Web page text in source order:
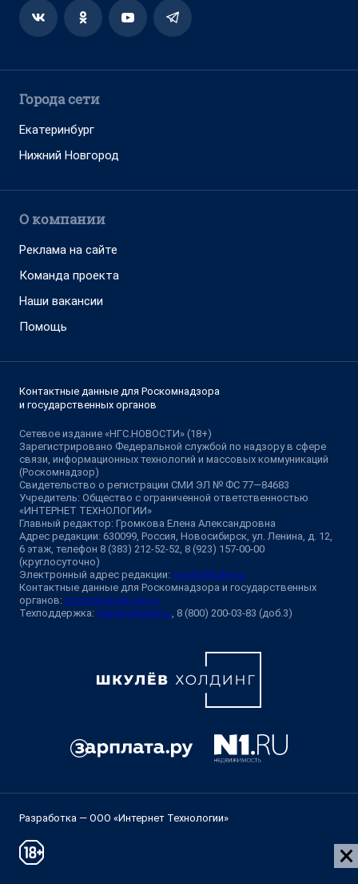
Города сети
Екатеринбург
Нижний Новгород
О компании
Реклама на сайте
Команда проекта
Наши вакансии
Помощь
Контактные данные для Роскомнадзора
и государственных органов
Сетевое издание «НГС.НОВОСТИ» (18+)
Зарегистрировано Федеральной службой по надзору в сфере
связи, информационных технологий и массовых коммуникаций
(Роскомнадзор)
Свидетельство о регистрации СМИ ЭЛ № ФС 77—84683
Учредитель: Общество с ограниченной ответственностью
«ИНТЕРНЕТ ТЕХНОЛОГИИ»
Главный редактор: Громкова Елена Александровна
Адрес редакции: 630099, Россия, Новосибирск, ул. Ленина, д. 12,
6 этаж, телефон 8 (383) 212-52-52, 8 (923) 157-00-00
(круглосуточно)
Электронный адрес редакции: ngs@shkulev.ru
Контактные данные для Роскомнадзора и государственных
органов: juristnsk@shkulev.ru
Техподдержка: help@shkulev.ru , 8 (800) 200-03-83 (доб.3)
Разработка — ООО «Интернет Технологии»